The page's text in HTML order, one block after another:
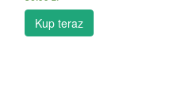
Kup teraz